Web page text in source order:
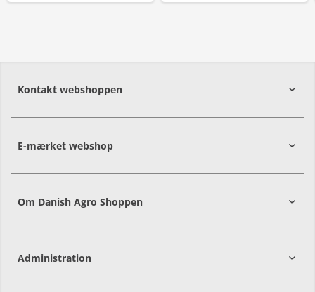
Kontakt webshoppen
E-mærket webshop
Om Danish Agro Shoppen
Administration